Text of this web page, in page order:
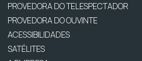
PROVEDORA DO TELESPECTADOR
PROVEDORA DO OUVINTE
ACESSIBILIDADES
SATÉLITES